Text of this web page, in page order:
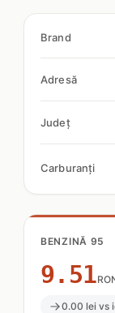
Brand
Adresă
Județ
Carburanți
BENZINĂ 95
9.51
0.00 lei vs